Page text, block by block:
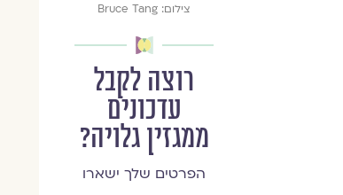
צילום: Bruce Tang
רוצה לקבל
עדכונים
ממגזין גלויה?
הפרטים שלך ישארו